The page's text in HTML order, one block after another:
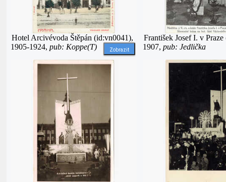
Hotel Arcivévoda Štěpán (id:vn0041),
1905-1924, pub: Koppe(T) Zobrazit
František Josef I. v
1907, pub: Jedlička